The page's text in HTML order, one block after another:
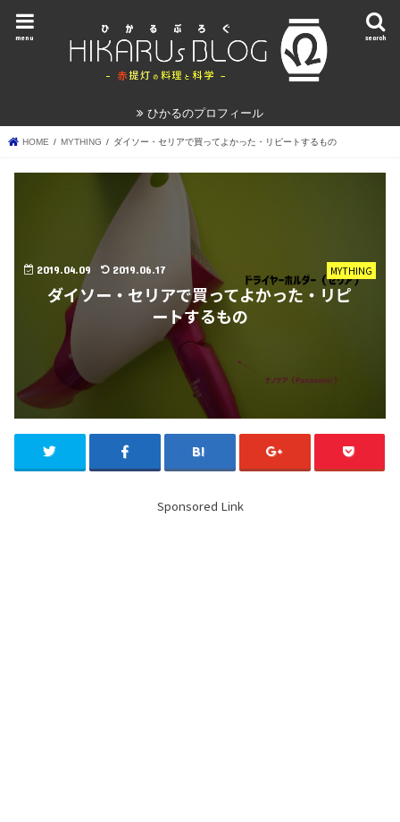
search
menu
ひかるのプロフィール
HOME MYTHING ダイソー・セリアで買ってよかった・リピートするもの
MYTHING
2019.04.09 2019.06.17
ダイソー・セリアで買ってよかった・リピ
ートするもの
Sponsored Link